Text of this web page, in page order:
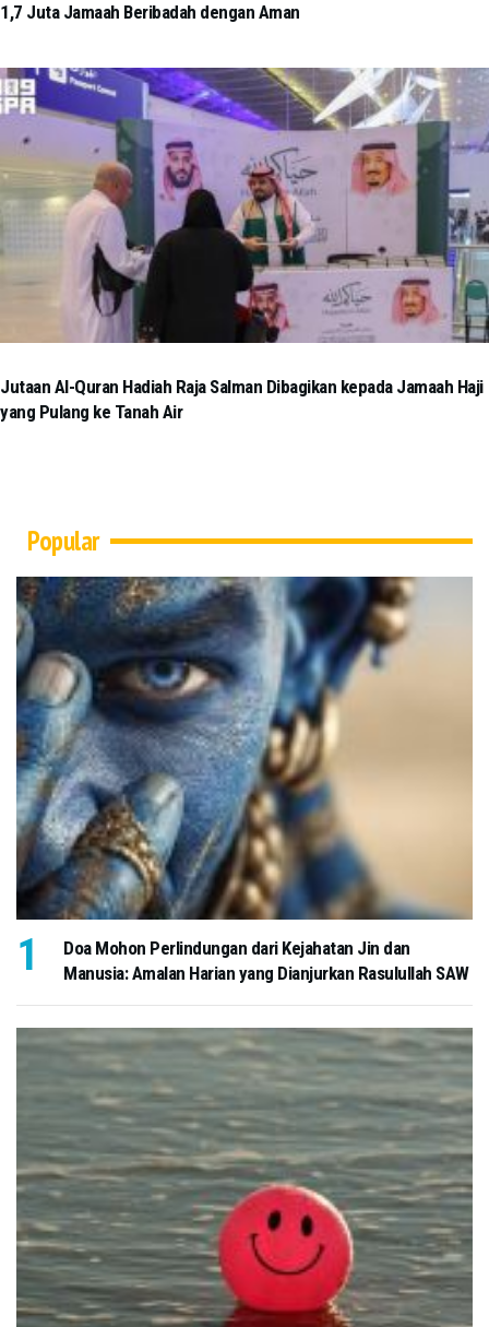
1,7 Juta Jamaah Beribadah dengan Aman
Jutaan Al-Quran Hadiah Raja Salman Dibagikan kepada Jamaah Haji
yang Pulang ke Tanah Air
Popular
Doa Mohon Perlindungan dari Kejahatan Jin dan
Manusia: Amalan Harian yang Dianjurkan Rasulullah SAW